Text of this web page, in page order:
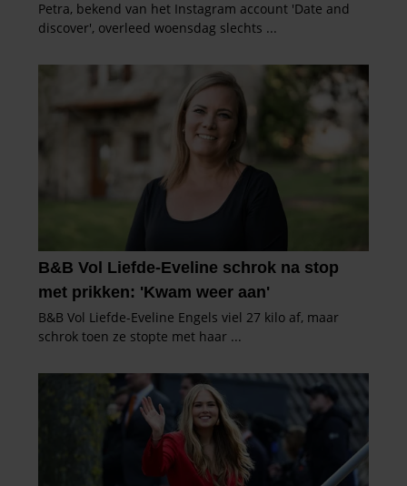
partners kunnen deze gegevens combineren met andere
informatie die u aan ze heeft verstrekt of die ze hebben
gaat akkoord met onze cookies als u onze website blijft